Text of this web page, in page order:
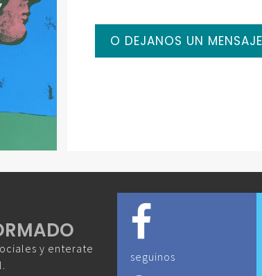
O DEJANOS UN MENSAJE
y enterate
seguinos